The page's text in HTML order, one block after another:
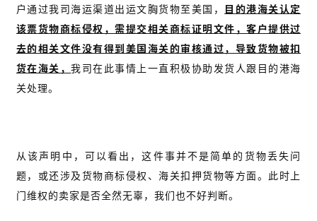
户通过我司海运渠道出运文胸货物至美国，
目的港海关认定
该票货物商标侵权，需提交相关商标证明文件，客户提供过
去的相关文件没有得到美国海关的审核通过，导致货物被扣
货在海关，我司在此事情上一直积极协助发货人跟目的港海
关处理。
从该声明中，可以看出，这件事并不是简单的货物丢失问
题，或还涉及货物商标侵权、海关扣押货物等方面。此时上
门维权的卖家是否全然无辜，我们也不好判断。